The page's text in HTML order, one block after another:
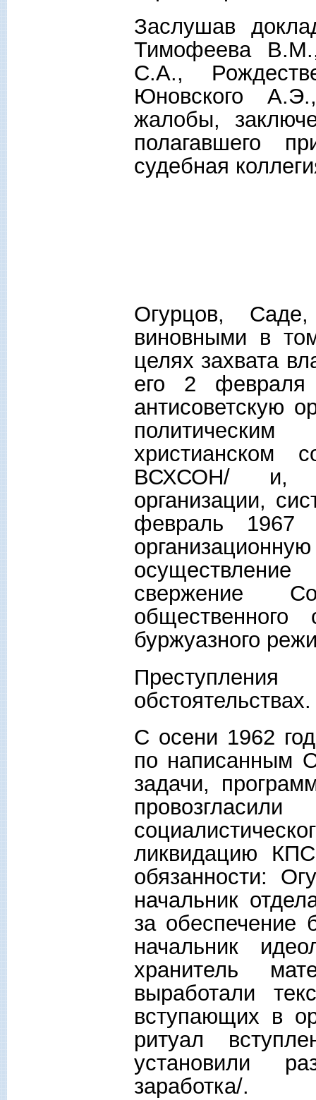
Заслушав
Тимофеева
С.А.,
Юновского
жалобы,
полагавшего
судебная
Огурцов,
виновными в
целях захвата
его 2 февраля
антисоветскую
христианском
ВСХСОН/ и,
организации,
февраль 1967
свержение
буржуазного
обстоятельствах.
С осени 1962
по написанным
задачи,
ликвидацию
обязанности:
начальник
за обеспечение
начальник
хранитель
выработали
вступающих в
ритуал
установили
заработка/.